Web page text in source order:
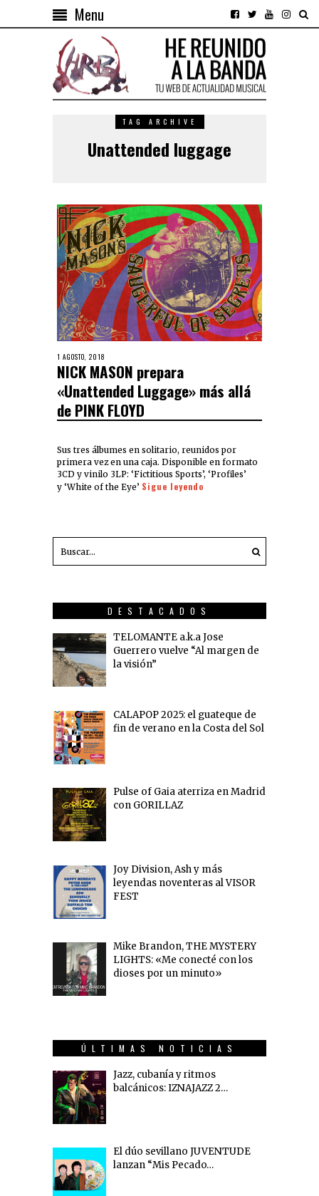
Menu
TAG ARCHIVE
Unattended luggage
1 AGOSTO, 2018
NICK MASON prepara
«Unattended Luggage» más allá
de PINK FLOYD
Sus tres álbumes en solitario, reunidos por
primera vez en una caja. Disponible en formato
3CD y vinilo 3LP: ‘Fictitious Sports’, ‘Profiles’
y ‘White of the Eye’ Sigue leyendo
DESTACADOS
TELOMANTE a.k.a Jose
Guerrero vuelve “Al margen de
la visión”
CALAPOP 2025: el guateque de
fin de verano en la Costa del Sol
Pulse of Gaia aterriza en Madrid
con GORILLAZ
Joy Division, Ash y más
leyendas noventeras al VISOR
FEST
Mike Brandon, THE MYSTERY
LIGHTS: «Me conecté con los
dioses por un minuto»
ÚLTIMAS NOTICIAS
Jazz, cubanía y ritmos
balcánicos: IZNAJAZZ 2…
El dúo sevillano JUVENTUDE
lanzan “Mis Pecado…